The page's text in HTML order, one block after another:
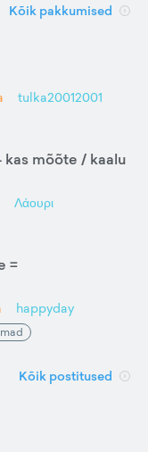
Kõik pakkumised
tulka20012001
kas mõõte / kaalu
Λάουρι
=
happyday
Kõik postitused